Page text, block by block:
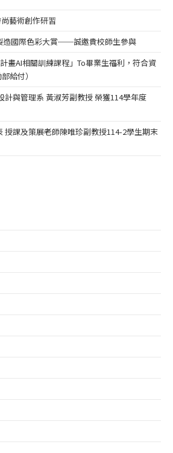
藝術創作研習
造國際色彩大賞──誠邀貴校師生參與
畫AI相關訓練課程」To畢業生福利，符合資
給付）
計與管理系 黃淑芳副教授 榮獲114學年度
授課及策展老師陳唯珍副教授114-2學生期末